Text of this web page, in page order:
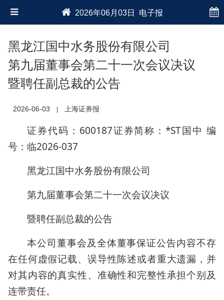
2026年06月03日 电子报
黑龙江国中水务股份有限公司
第九届董事会第二十一次会议决议
暨聘任副总裁的公告
2026-06-03 上海证券报
证券代码：600187证券简称：*ST国中 编
号：临2026-037
黑龙江国中水务股份有限公司
第九届董事会第二十一次会议决议
暨聘任副总裁的公告
本公司董事会及全体董事保证公告内容不存
在任何虚假记载、误导性陈述或者重大遗漏，并
对其内容的真实性、准确性和完整性承担个别及
连带责任。